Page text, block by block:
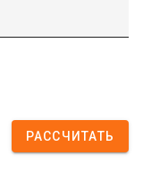
РАССЧИТАТЬ